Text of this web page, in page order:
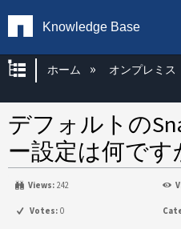
Knowledge Base
グローバル階層
ホーム オンプレミス
デフォルトの
ー設定は何です
Views: 242
Votes: 0